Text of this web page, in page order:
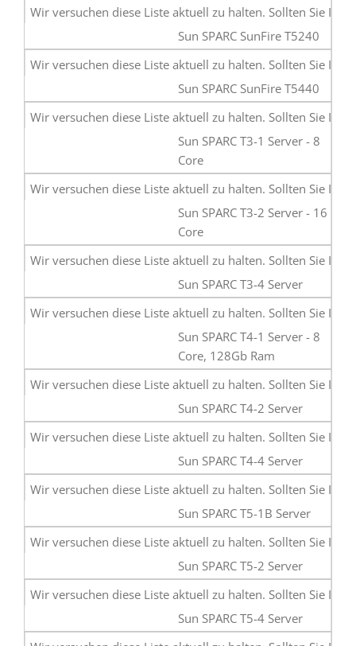
Sun SPARC SunFire T5240
Sun SPARC SunFire T5440
Sun SPARC T3-1 Server - 8
Core
Sun SPARC T3-2 Server - 16
Core
Sun SPARC T3-4 Server
Sun SPARC T4-1 Server - 8
Core, 128Gb Ram
Sun SPARC T4-2 Server
Sun SPARC T4-4 Server
Sun SPARC T5-1B Server
Sun SPARC T5-2 Server
Sun SPARC T5-4 Server